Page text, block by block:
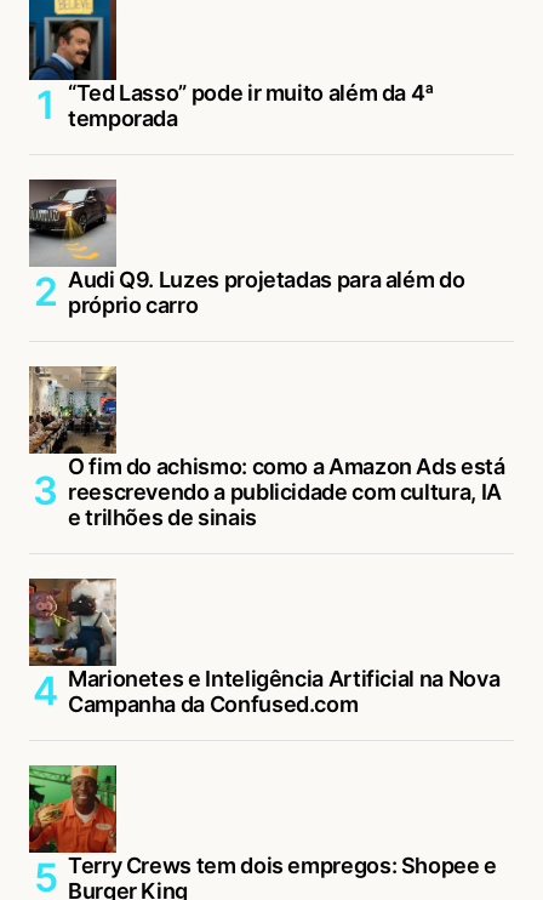
“Ted Lasso” pode ir muito além da 4ª
temporada
Audi Q9. Luzes projetadas para além do
próprio carro
O fim do achismo: como a Amazon Ads está
reescrevendo a publicidade com cultura, IA
e trilhões de sinais
Marionetes e Inteligência Artificial na Nova
Campanha da Confused.com
Terry Crews tem dois empregos: Shopee e
Burger King